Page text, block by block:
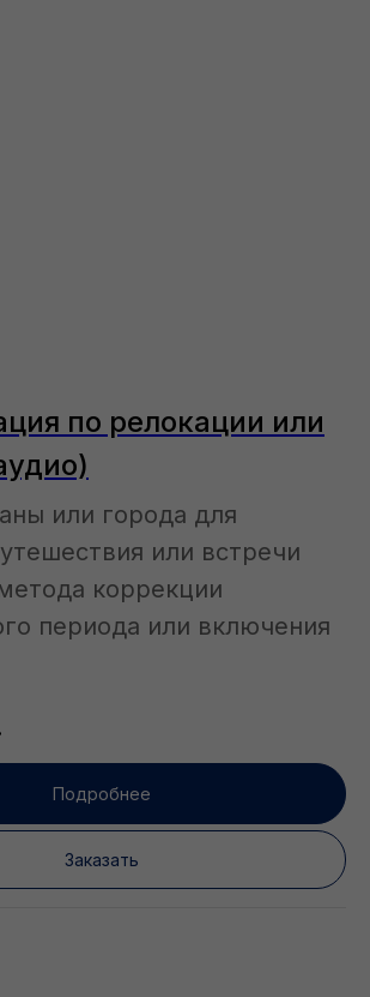
по релокации или
или города для
или встречи
коррекции
периода или включения
Подробнее
Заказать